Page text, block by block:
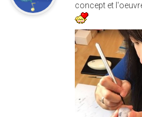
concept et